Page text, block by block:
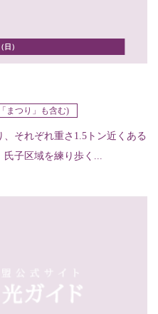
日）
まつり」も含む)
それぞれ重さ1.5トン近くある
子区域を練り歩く...